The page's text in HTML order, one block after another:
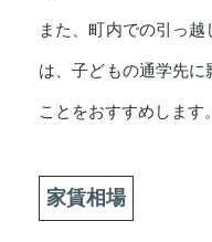
また、町内での引っ
は、子どもの通学先
ことをおすすめします。
家賃相場